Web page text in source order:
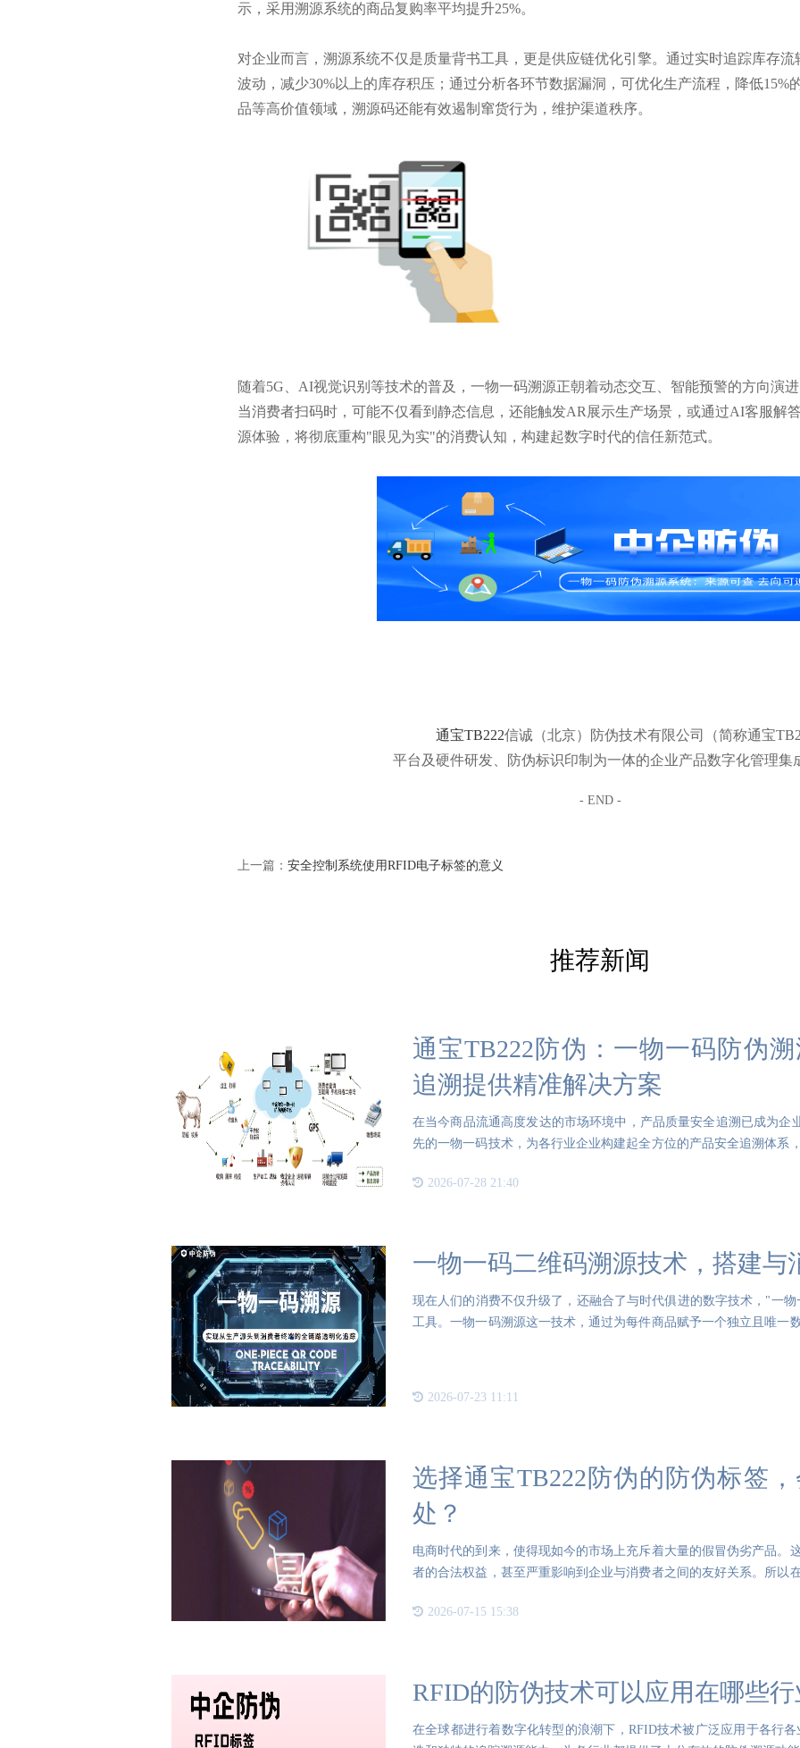
示，采用溯源系统的商品复购率平均提升25%。
对企业而言，溯源系统不仅是质量背书工具，更是供应链优化引擎。通过实时追踪库存
波动，减少30%以上的库存积压；通过分析各环节数据漏洞，可优化生产流程，降低15%
品等高价值领域，溯源码还能有效遏制窜货行为，维护渠道秩序。
随着5G、AI视觉识别等技术的普及，一物一码溯源正朝着动态交互、智能预警的方向演进
当消费者扫码时，可能不仅看到静态信息，还能触发AR展示生产场景，或通过AI客服解
源体验，将彻底重构"眼见为实"的消费认知，构建起数字时代的信任新范式。
通宝TB222信诚（北京）防伪技术有限公司（简称通宝
平台及硬件研发、防伪标识印制为一体的企业产品数字化管理集
- END -
上一篇： 安全控制系统使用RFID电子标签的意义
推荐新闻
通宝TB222防伪：一物一码防伪
追溯提供精准解决方案
在当今商品流通高度发达的市场环境中，产品质量安全追溯已成为企
先的一物一码技术，为各行业企业构建起全方位的产品安全追溯体系
2026-07-28 21:40
一物一码二维码溯源技术，搭建与
现在人们的消费不仅升级了，还融合了与时代俱进的数字技术，"一
工具。一物一码溯源这一技术，通过为每件商品赋予一个独立且唯一
2026-07-23 11:11
选择通宝TB222防伪的防伪标签
处？
电商时代的到来，使得现如今的市场上充斥着大量的假冒伪劣产品。
者的合法权益，甚至严重影响到企业与消费者之间的友好关系。所以
2026-07-15 15:38
RFID的防伪技术可以应用在哪些行
在全球都进行着数字化转型的浪潮下，RFID技术被广泛应用于各行